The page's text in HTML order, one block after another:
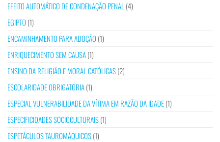
EFEITO AUTOMÁTICO DE CONDENAÇÃO PENAL (4)
EGIPTO (1)
ENCAMINHAMENTO PARA ADOÇÃO (1)
ENRIQUECIMENTO SEM CAUSA(1)
ENSINO DA RELIGIÃO E MORAL CATÓLICAS(2)
ESCOLARIDADE OBRIGATÓRIA(1)
ESPECIAL VULNERABILIDADE DA VÍTIMA EM RAZÃO DA IDADE(1)
ESPECIFICIDADES SOCIOCULTURAIS(1)
ESPETÁCULOS TAUROMÁQUICOS(1)